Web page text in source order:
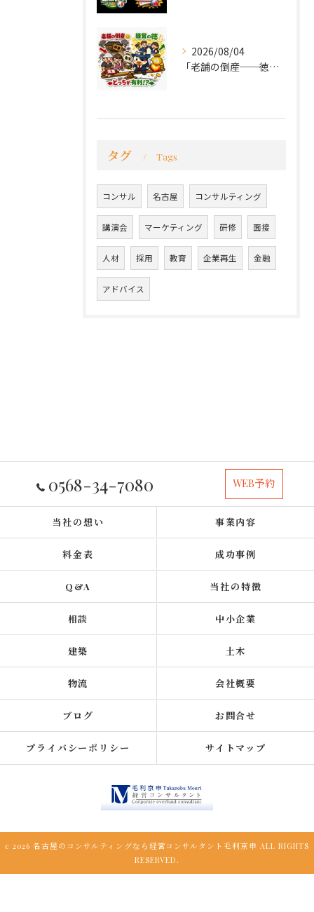
2026/08/04
「老舗の倒産──徳が会社を救うか、沈めるか」
タグ Tags
コンサル 名古屋 コンサルティング
講演会 マーケティング 研修 面接
人材 採用 教育 企業再生 金融
アドバイス
0568-34-7080 WEB予約
当社の想い 事業内容
料金表 成功事例
Q&A 当社の特徴
相談 中小企業
建築 土木
物流 会社概要
ブログ お問合せ
プライバシーポリシー サイトマップ
c 2026 名古屋のコンサルティングなら経営コンサルタント毛利京申 ALL RIGHTS
RESERVED.